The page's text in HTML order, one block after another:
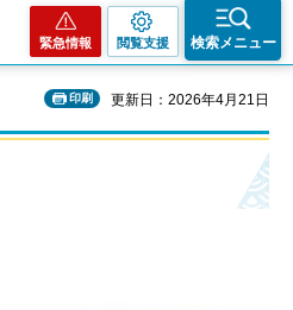
緊急情報 閲覧支援 検索メニュー
印刷 更新日：2026年4月21日